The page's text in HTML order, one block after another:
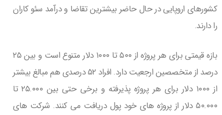
کشورهای اروپایی در حال حاضر بیشترین تقاضا و درآمد سئو کاران
را دارند.
بازه قیمتی برای هر پروژه از ۵۰۰ تا ۱۰۰۰ دلار متنوع است و بین ۲۵
درصد از متخصصین ارجعیت دارد. افراد ۵۲ درصدی هم مبالغ بیشتر
از ۱۰۰۰ دلار برای هر پروژه پذیرفته و برخی حتی بین ۲۵.۰۰۰ تا
۵۰.۰۰۰ دلار از پروژه های خود پول دریافت می کنند. شرکت های